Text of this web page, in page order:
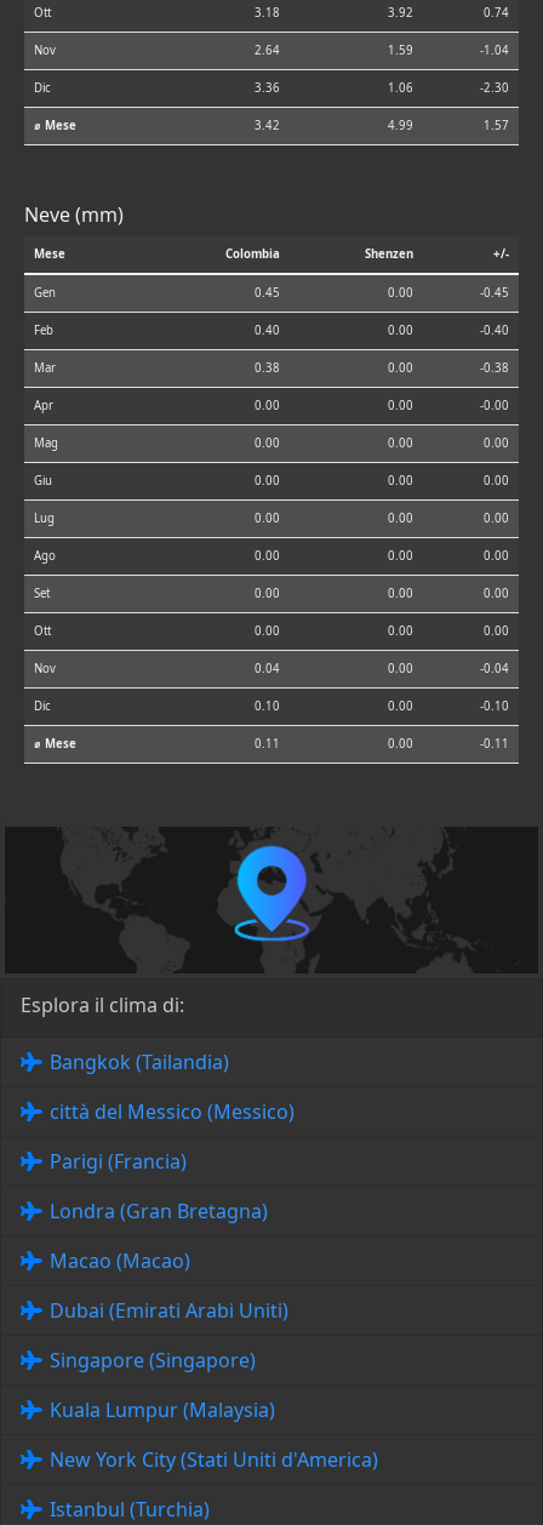
Ott 3.18 3.92 0.74
Nov 2.64 1.59 -1.04
Dic 3.36 1.06 -2.30
⌀ Mese 3.42 4.99 1.57
Neve (mm)
Mese Colombia Shenzen +/-
Gen 0.45 0.00 -0.45
Feb 0.40 0.00 -0.40
Mar 0.38 0.00 -0.38
Apr 0.00 0.00 -0.00
Mag 0.00 0.00 0.00
Giu 0.00 0.00 0.00
Lug 0.00 0.00 0.00
Ago 0.00 0.00 0.00
Set 0.00 0.00 0.00
Ott 0.00 0.00 0.00
Nov 0.04 0.00 -0.04
Dic 0.10 0.00 -0.10
⌀ Mese 0.11 0.00 -0.11
Esplora il clima di:
Bangkok (Tailandia)
città del Messico (Messico)
Parigi (Francia)
Londra (Gran Bretagna)
Macao (Macao)
Dubai (Emirati Arabi Uniti)
Singapore (Singapore)
Kuala Lumpur (Malaysia)
New York City (Stati Uniti d'America)
Istanbul (Turchia)